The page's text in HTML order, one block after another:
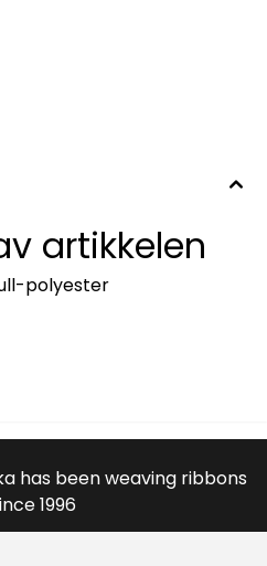
artikkelen
polyester
has been weaving ribbons
1996